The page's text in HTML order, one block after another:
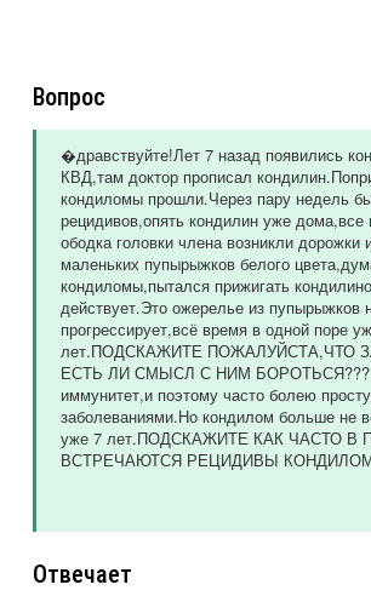
Вопрос
�дравствуйте!Лет 7 назад появились
КВД,там доктор прописал
кондиломы прошли.Через пару недель
рецидивов,опять кондилин уже дома,все
ободка головки члена возникли дорожки
маленьких пупырыжков белого
кондиломы,пытался прижигать
действует.Это ожерелье из пупырыжков
прогрессирует,всё время в одной поре
лет.ПОДСКАЖИТЕ ПОЖАЛУЙСТА,ЧТО
ЕСТЬ ЛИ СМЫСЛ С НИМ
иммунитет,и поэтому часто болею
заболеваниями.Но кондилом больше не
уже 7 лет.ПОДСКАЖИТЕ КАК ЧАСТО В
ВСТРЕЧАЮТСЯ РЕЦИДИВЫ
Отвечает